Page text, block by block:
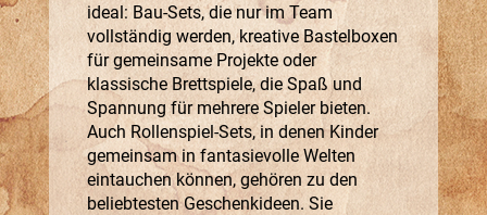
ideal: Bau-Sets, die nur im Team
vollständig werden, kreative Bastelboxen
für gemeinsame Projekte oder
klassische Brettspiele, die Spaß und
Spannung für mehrere Spieler bieten.
Auch Rollenspiel-Sets, in denen Kinder
gemeinsam in fantasievolle Welten
eintauchen können, gehören zu den
beliebtesten Geschenkideen. Sie